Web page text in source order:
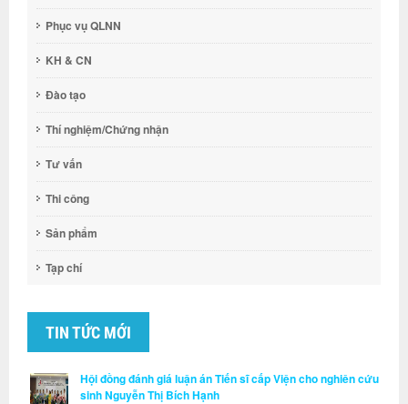
Phục vụ QLNN
KH & CN
Đào tạo
Thí nghiệm/Chứng nhận
Tư vấn
Thi công
Sản phẩm
Tạp chí
TIN TỨC MỚI
Hội đồng đánh giá luận án Tiến sĩ cấp Viện cho nghiên cứu
sinh Nguyễn Thị Bích Hạnh